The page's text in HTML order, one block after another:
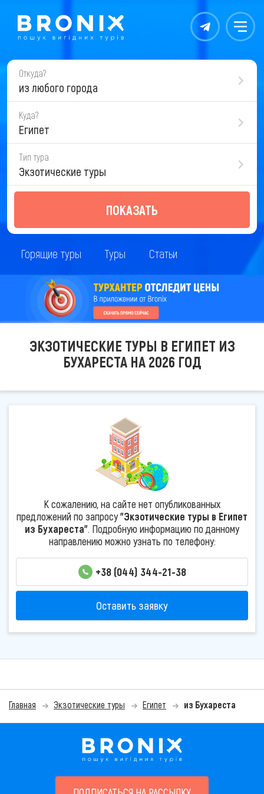
Контакты Меню
Откуда?
из любого города
Куда?
Египет
Тип тура
Экзотические туры
ПОКАЗАТЬ
Горящие туры Туры Статьи
ЭКЗОТИЧЕСКИЕ ТУРЫ В ЕГИПЕТ ИЗ
БУХАРЕСТА НА 2026 ГОД
К сожалению, на сайте нет опубликованных
предложений по запросу"Экзотические туры в Египет
из Бухареста". Подробную информацию по данному
направлению можно узнать по телефону:
+38 (044) 344-21-38
Оставить заявку
Главная Экзотические туры Египет из Бухареста